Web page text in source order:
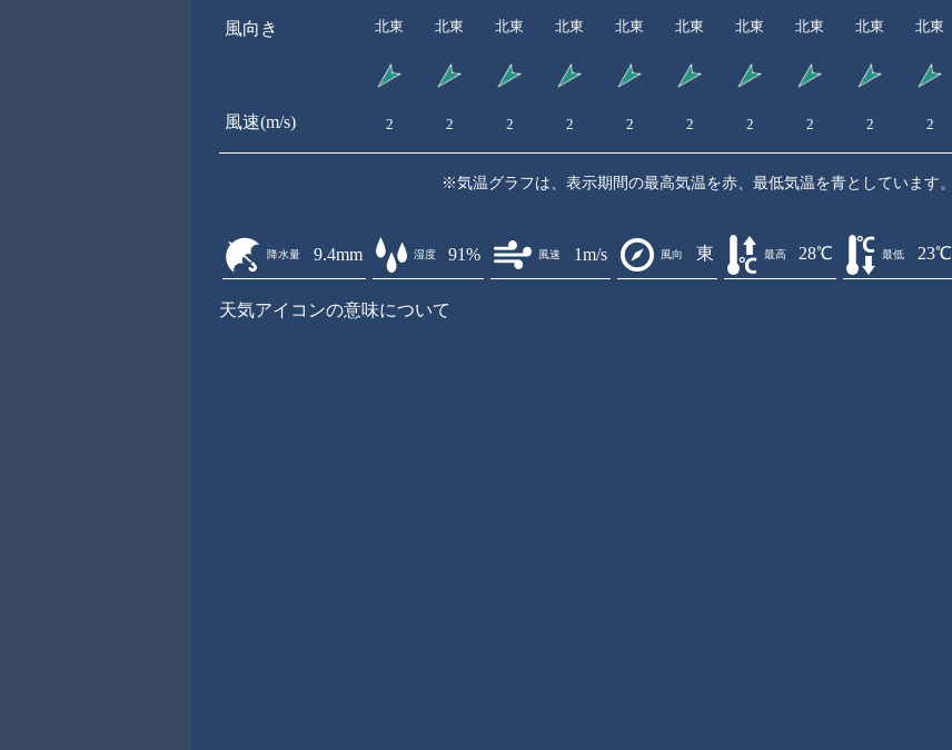
風向き
風速(m/s)
北東 北東 北東 北東 北東 北東 北東 北東 北東 北東
2 2 2 2 2 2 2 2 2 2
※気温グラフは、表示期間の最高気温を赤、最低気温を青としています。
降水量 9.4mm 湿度 91% 風速 1m/s 風向 東 最高 28℃ 最低 23℃
天気アイコンの意味について